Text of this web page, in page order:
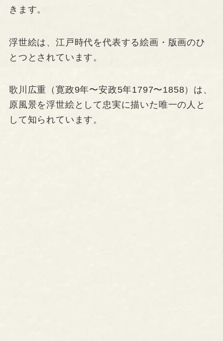
きます。
浮世絵は、江戸時代を代表する絵画・版画のひ
とつとされています。
歌川広重（寛政9年〜安政5年1797〜1858）は、
原風景を浮世絵として忠実に描いた唯一の人と
して知られています。